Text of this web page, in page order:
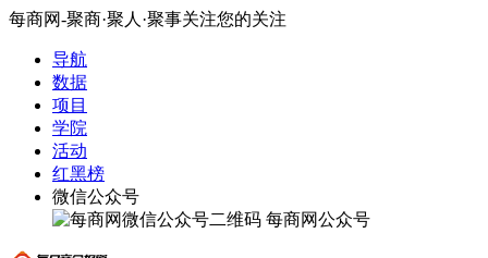
每商网-聚商·聚人·聚事关注您的关注
导航
数据
项目
学院
活动
红黑榜
微信公众号
每商网公众号